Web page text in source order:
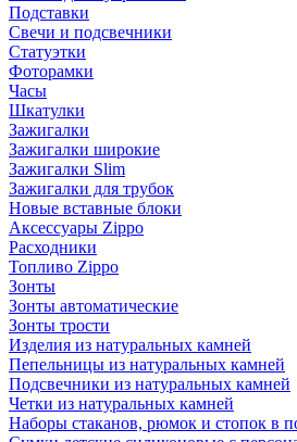
Подставки
Свечи и подсвечники
Статуэтки
Фоторамки
Часы
Шкатулки
Зажигалки
Зажигалки широкие
Зажигалки Slim
Зажигалки для трубок
Новые вставные блоки
Аксессуары Zippo
Расходники
Топливо Zippo
Зонты
Зонты автоматические
Зонты трости
Изделия из натуральных камней
Пепельницы из натуральных камней
Подсвечники из натуральных камней
Четки из натуральных камней
Наборы стаканов, рюмок и стопок в